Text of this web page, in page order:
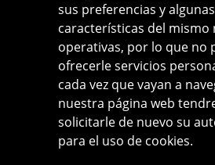
sus preferencias y algunas
características del mismo
operativas, por lo que no
ofrecerle servicios
cada vez que vayan a
nuestra página web
solicitarle de nuevo su
para el uso de cookies.